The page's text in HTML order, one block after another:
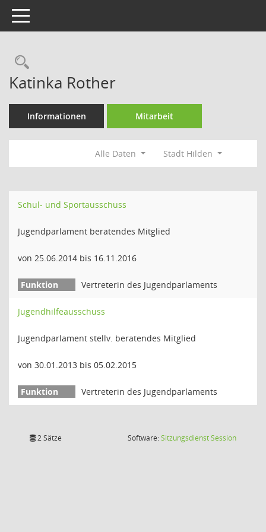
Toggle navigation
Rechercheauswahl
Katinka Rother
Informationen Mitarbeit
Alle Daten Stadt Hilden
Schul- und Sportausschuss
Jugendparlament beratendes Mitglied
von 25.06.2014 bis 16.11.2016
Vertreterin des Jugendparlaments
Jugendhilfeausschuss
Jugendparlament stellv. beratendes Mitglied
von 30.01.2013 bis 05.02.2015
Vertreterin des Jugendparlaments
2 Sätze Software:SitzungsdienstSession(Wird in